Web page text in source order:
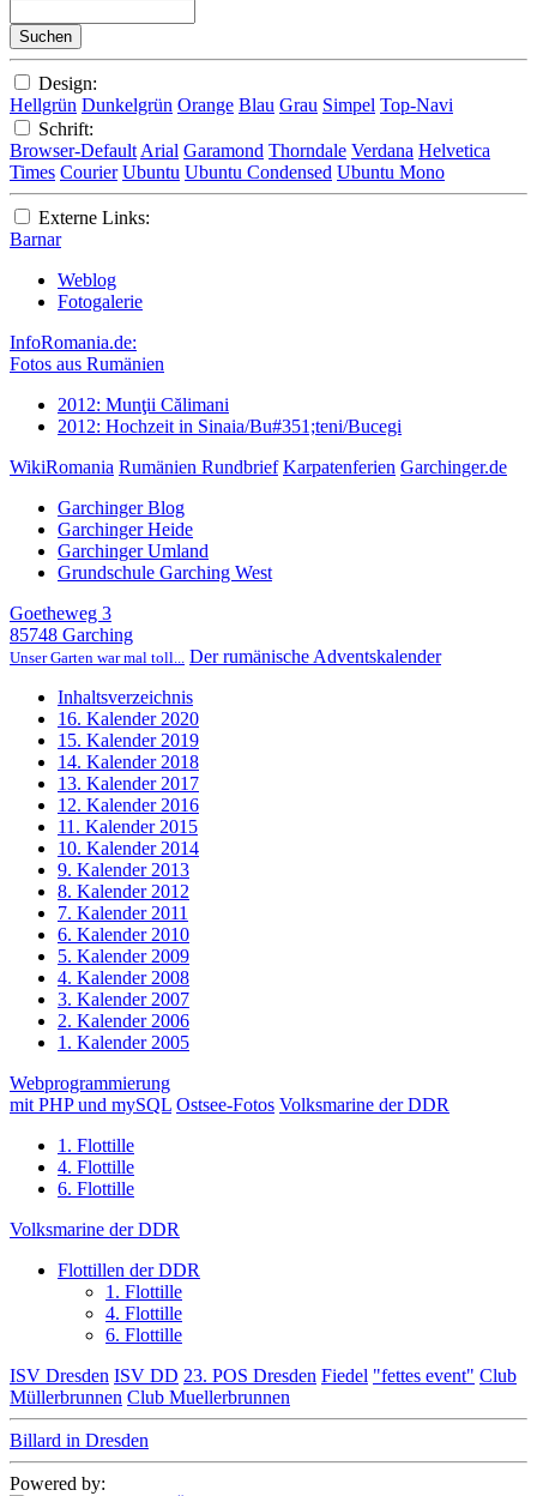
Design:
Hellgrün Dunkelgrün Orange Blau Grau Simpel Top-Navi
Schrift:
Browser-Default Arial Garamond Thorndale Verdana Helvetica
Times Courier Ubuntu Ubuntu Condensed Ubuntu Mono
Externe Links:
Barnar
Weblog
Fotogalerie
InfoRomania.de:
Fotos aus Rumänien
2012: Munţii Călimani
2012: Hochzeit in Sinaia/Bu#351;teni/Bucegi
WikiRomania Rumänien Rundbrief Karpatenferien Garchinger.de
Garchinger Blog
Garchinger Heide
Garchinger Umland
Grundschule Garching West
Goetheweg 3
85748 Garching
Unser Garten war mal toll... Der rumänische Adventskalender
Inhaltsverzeichnis
16. Kalender 2020
15. Kalender 2019
14. Kalender 2018
13. Kalender 2017
12. Kalender 2016
11. Kalender 2015
10. Kalender 2014
9. Kalender 2013
8. Kalender 2012
7. Kalender 2011
6. Kalender 2010
5. Kalender 2009
4. Kalender 2008
3. Kalender 2007
2. Kalender 2006
1. Kalender 2005
Webprogrammierung
mit PHP und mySQL Ostsee-Fotos Volksmarine der DDR
1. Flottille
4. Flottille
6. Flottille
Volksmarine der DDR
Flottillen der DDR
1. Flottille
4. Flottille
6. Flottille
ISV Dresden ISV DD 23. POS Dresden Fiedel "fettes event" Club
Müllerbrunnen Club Muellerbrunnen
Billard in Dresden
Powered by: